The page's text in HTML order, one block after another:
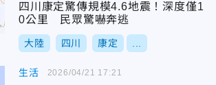
四川康定驚傳規模4.6地震！深度僅1
0公里 民眾驚嚇奔逃
大陸 四川 康定
生活 2026/04/21 17:21